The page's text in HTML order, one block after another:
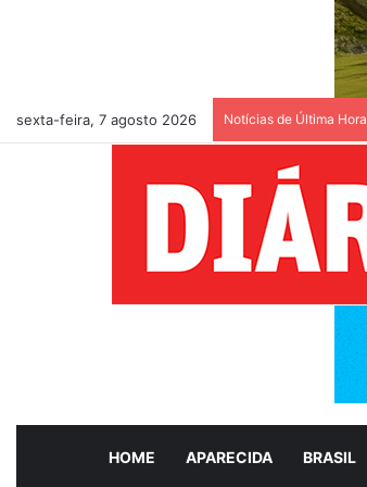
sexta-feira, 7 agosto 2026 Notícias de Última Hora
HOME APARECIDA BRASIL